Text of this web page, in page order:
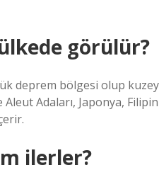
görülür?
deprem bölgesi olup
Aleut Adaları, Japonya,
ilerler?